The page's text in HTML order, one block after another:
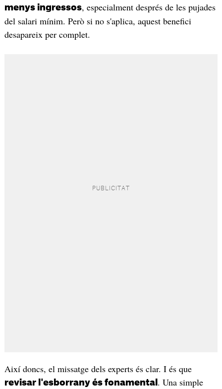
menys ingressos, especialment després de les pujades
del salari mínim. Però si no s'aplica, aquest benefici
desapareix per complet.
Així doncs, el missatge dels experts és clar. I és que
revisar l'esborrany és fonamental . Una simple